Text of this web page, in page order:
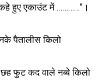
हुए एकाउंट में …………”।
पैतालीस किलो
फुट कद वाले नब्बे किलो